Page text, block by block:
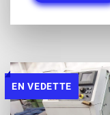
EN VEDETTE